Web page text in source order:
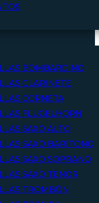
BOMBARDINO
CLARINETE
CORNETA
FLUGELHORN
SAXO ALTO
SAXO BARÍTONO
SAXO SOPRANO
SAXO TENOR
TROMBÓN